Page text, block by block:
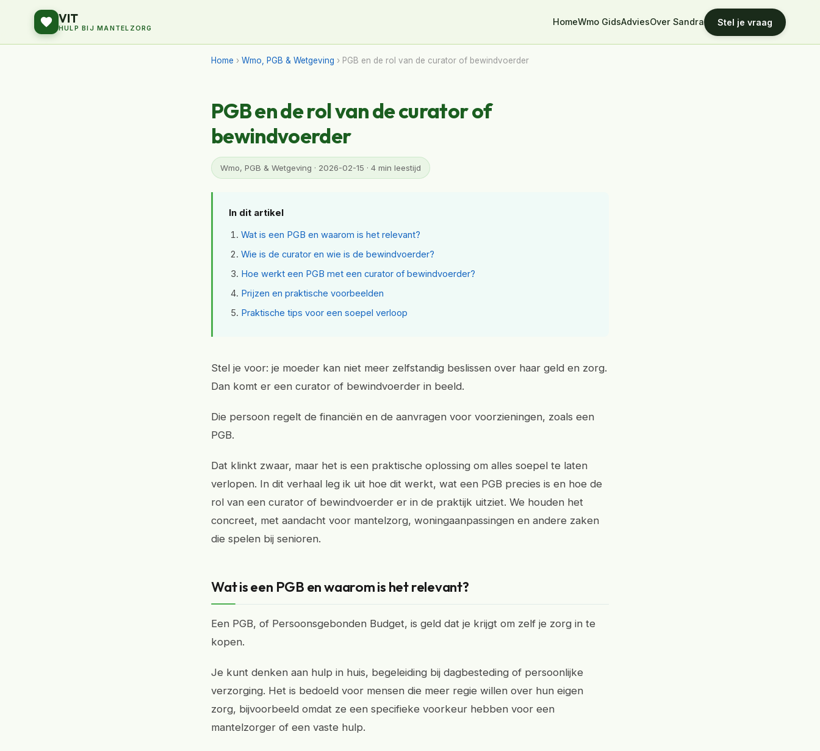
VIT
HULP BIJ MANTELZORG
HomeWmo GidsAdviesOver Sandra Stel je vraag
Home › Wmo, PGB & Wetgeving › PGB en de rol van de curator of bewindvoerder
PGB en de rol van de curator of
bewindvoerder
Wmo, PGB & Wetgeving · 2026-02-15 · 4 min leestijd
In dit artikel
Wat is een PGB en waarom is het relevant?
Wie is de curator en wie is de bewindvoerder?
Hoe werkt een PGB met een curator of bewindvoerder?
Prijzen en praktische voorbeelden
Praktische tips voor een soepel verloop
Stel je voor: je moeder kan niet meer zelfstandig beslissen over haar geld en zorg.
Dan komt er een curator of bewindvoerder in beeld.
Die persoon regelt de financiën en de aanvragen voor voorzieningen, zoals een
PGB.
Dat klinkt zwaar, maar het is een praktische oplossing om alles soepel te laten
verlopen. In dit verhaal leg ik uit hoe dit werkt, wat een PGB precies is en hoe de
rol van een curator of bewindvoerder er in de praktijk uitziet. We houden het
concreet, met aandacht voor mantelzorg, woningaanpassingen en andere zaken
die spelen bij senioren.
Wat is een PGB en waarom is het relevant?
Een PGB, of Persoonsgebonden Budget, is geld dat je krijgt om zelf je zorg in te
kopen.
Je kunt denken aan hulp in huis, begeleiding bij dagbesteding of persoonlijke
verzorging. Het is bedoeld voor mensen die meer regie willen over hun eigen
zorg, bijvoorbeeld omdat ze een specifieke voorkeur hebben voor een
mantelzorger of een vaste hulp.